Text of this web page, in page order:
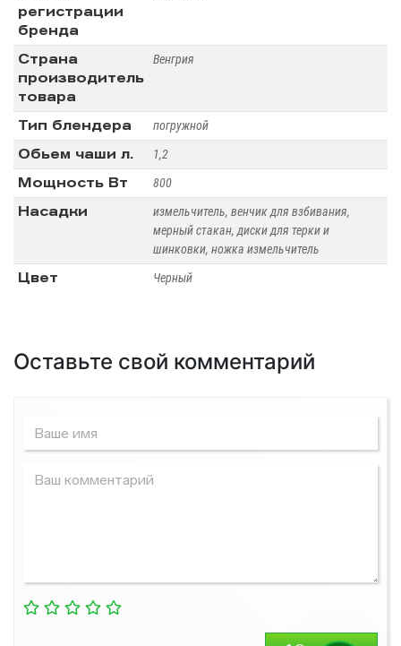
регистрации
бренда
Страна
производитель
товара
Венгрия
Тип блендера погружной
Обьем чаши л. 1,2
Мощность Вт 800
Насадки
измельчитель, венчик для взбивания,
мерный стакан, диски для терки и
шинковки, ножка измельчитель
Цвет Черный
Оставьте свой комментарий